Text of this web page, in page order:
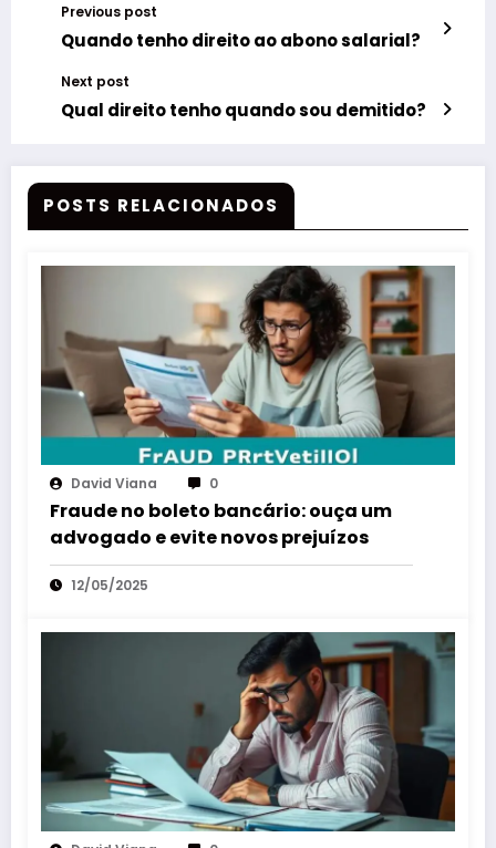
Previous post
Quando tenho direito ao abono salarial?
Next post
Qual direito tenho quando sou demitido?
POSTS RELACIONADOS
David Viana 0
Fraude no boleto bancário: ouça um
advogado e evite novos prejuízos
12/05/2025